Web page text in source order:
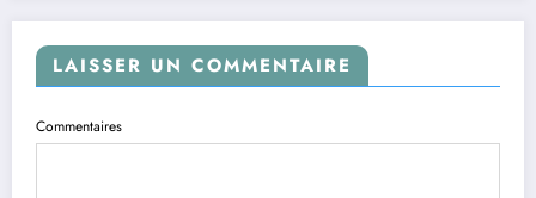
LAISSER UN COMMENTAIRE
Commentaires